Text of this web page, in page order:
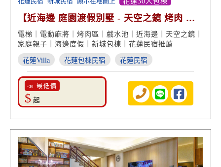
【近海邊 庭園渡假別墅 - 天空之鏡 烤肉 網
美戲水池】
電梯｜電動麻將｜烤肉區｜戲水池｜近海邊｜天空之鏡｜
家庭親子｜海邊度假｜新城包棟｜花蓮民宿推薦
花蓮Villa 花蓮包棟民宿 花蓮民宿
📣 最低價
$ 起